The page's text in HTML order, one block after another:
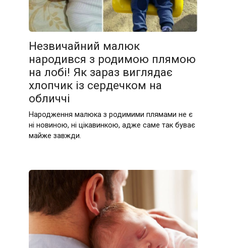
Незвичайний малюк
народився з родимою плямою
на лобі! Як зараз виглядає
хлопчик із сердечком на
обличчі
Народження малюка з родимими плямами не є
ні новиною, ні цікавинкою, адже саме так буває
майже завжди.